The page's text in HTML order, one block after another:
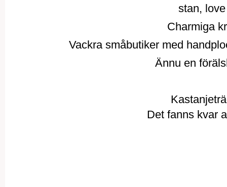
stan,
Charmiga
Vackra småbutiker med
Ännu en
Det fanns kvar